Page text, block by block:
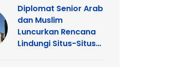
Diplomat Senior Arab
dan Muslim
Luncurkan Rencana
Lindungi Situs-Situs